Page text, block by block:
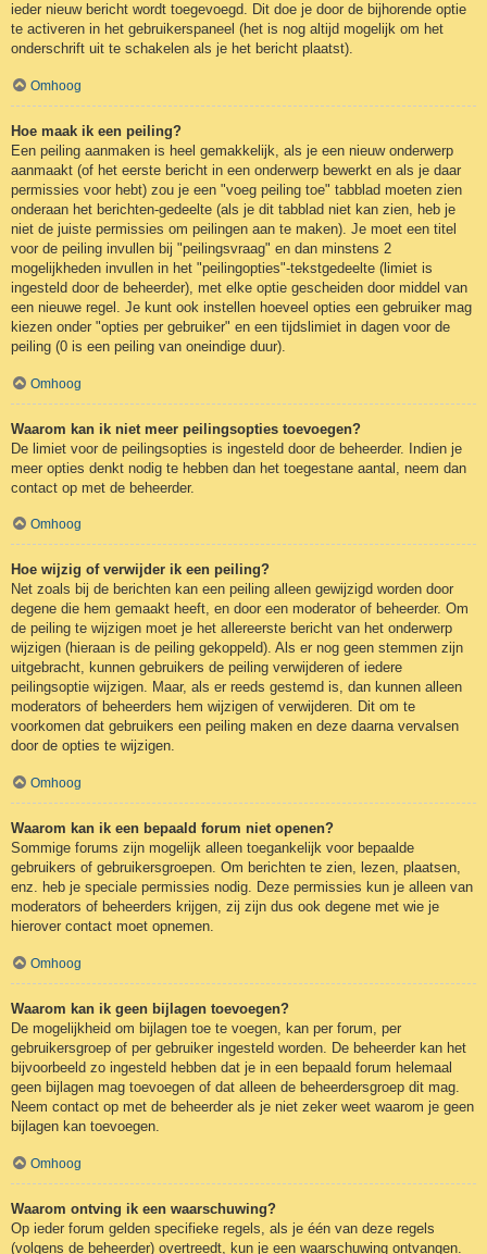
ieder nieuw bericht wordt toegevoegd. Dit doe je door de bijhorende optie
te activeren in het gebruikerspaneel (het is nog altijd mogelijk om het
onderschrift uit te schakelen als je het bericht plaatst).
Omhoog
Hoe maak ik een peiling?
Een peiling aanmaken is heel gemakkelijk, als je een nieuw onderwerp
aanmaakt (of het eerste bericht in een onderwerp bewerkt en als je daar
permissies voor hebt) zou je een "voeg peiling toe" tabblad moeten zien
onderaan het berichten-gedeelte (als je dit tabblad niet kan zien, heb je
niet de juiste permissies om peilingen aan te maken). Je moet een titel
voor de peiling invullen bij "peilingsvraag" en dan minstens 2
mogelijkheden invullen in het "peilingopties"-tekstgedeelte (limiet is
ingesteld door de beheerder), met elke optie gescheiden door middel van
een nieuwe regel. Je kunt ook instellen hoeveel opties een gebruiker mag
kiezen onder "opties per gebruiker" en een tijdslimiet in dagen voor de
peiling (0 is een peiling van oneindige duur).
Omhoog
Waarom kan ik niet meer peilingsopties toevoegen?
De limiet voor de peilingsopties is ingesteld door de beheerder. Indien je
meer opties denkt nodig te hebben dan het toegestane aantal, neem dan
contact op met de beheerder.
Omhoog
Hoe wijzig of verwijder ik een peiling?
Net zoals bij de berichten kan een peiling alleen gewijzigd worden door
degene die hem gemaakt heeft, en door een moderator of beheerder. Om
de peiling te wijzigen moet je het allereerste bericht van het onderwerp
wijzigen (hieraan is de peiling gekoppeld). Als er nog geen stemmen zijn
uitgebracht, kunnen gebruikers de peiling verwijderen of iedere
peilingsoptie wijzigen. Maar, als er reeds gestemd is, dan kunnen alleen
moderators of beheerders hem wijzigen of verwijderen. Dit om te
voorkomen dat gebruikers een peiling maken en deze daarna vervalsen
door de opties te wijzigen.
Omhoog
Waarom kan ik een bepaald forum niet openen?
Sommige forums zijn mogelijk alleen toegankelijk voor bepaalde
gebruikers of gebruikersgroepen. Om berichten te zien, lezen, plaatsen,
enz. heb je speciale permissies nodig. Deze permissies kun je alleen van
moderators of beheerders krijgen, zij zijn dus ook degene met wie je
hierover contact moet opnemen.
Omhoog
Waarom kan ik geen bijlagen toevoegen?
De mogelijkheid om bijlagen toe te voegen, kan per forum, per
gebruikersgroep of per gebruiker ingesteld worden. De beheerder kan het
bijvoorbeeld zo ingesteld hebben dat je in een bepaald forum helemaal
geen bijlagen mag toevoegen of dat alleen de beheerdersgroep dit mag.
Neem contact op met de beheerder als je niet zeker weet waarom je geen
bijlagen kan toevoegen.
Omhoog
Waarom ontving ik een waarschuwing?
Op ieder forum gelden specifieke regels, als je één van deze regels
(volgens de beheerder) overtreedt, kun je een waarschuwing ontvangen.